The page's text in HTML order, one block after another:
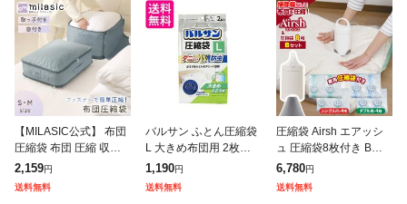
【MILASIC公式】 布団
圧縮袋 布団 圧縮 収納
袋 2タイプ 2サイズ 簡
単圧縮 掃除機不要 約4
0% ボリュームダウン
2,159円
送料無料
バルサン ふとん圧縮袋
L 大きめ布団用 2枚入
(ダニよけ 防虫 Wパワ
ー) 90×120cm 送料無料
1,190円
送料無料
圧縮袋 Airsh エアッシ
ュ 圧縮袋8枚付き Bセ
ット エアッシュ+ 圧縮
袋シングル用(4枚)+ダ
ブル用(4枚) | ふとん
6,780円
送料無料